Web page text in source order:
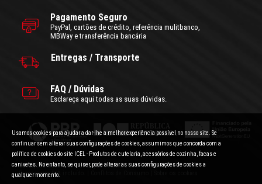
Pagamento Seguro
PayPal, cartões de crédito, referência mulitbanco,
MBWay e transferência bancária
Entregas / Transporte
FAQ / Dúvidas
Esclareça aqui todas as suas dúvidas.
Condições Gerais de Utilização |Politica de Privacidade
Preços com IVA incluído.
Usamos cookies para ajudar a dar-lhe a melhor experiência possível no nosso site. Se
continuar sem alterar suas configurações de cookies, assumimos que concorda com a
política de cookies do site ICEL - Produtos de cutelaria, acessórios de cozinha, facas e
canivetes. No entanto, se quiser, pode alterar as suas configurações de cookies a
qualquer momento.